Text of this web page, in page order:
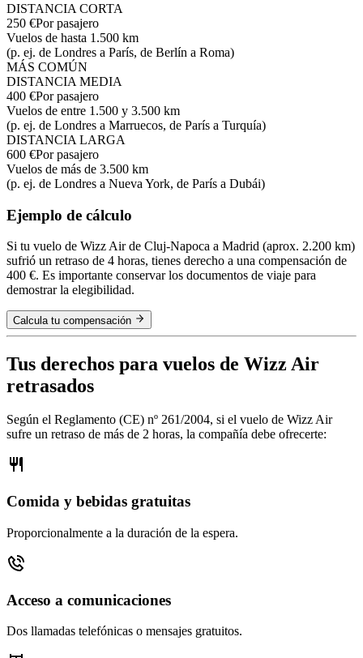
DISTANCIA CORTA
250 €Por pasajero
Vuelos de hasta 1.500 km
(p. ej. de Londres a París, de Berlín a Roma)
MÁS COMÚN
DISTANCIA MEDIA
400 €Por pasajero
Vuelos de entre 1.500 y 3.500 km
(p. ej. de Londres a Marruecos, de París a Turquía)
DISTANCIA LARGA
600 €Por pasajero
Vuelos de más de 3.500 km
(p. ej. de Londres a Nueva York, de París a Dubái)
Ejemplo de cálculo
Si tu vuelo de Wizz Air de Cluj-Napoca a Madrid (aprox. 2.200 km)
sufrió un retraso de 4 horas, tienes derecho a una compensación de
400 €. Es importante conservar los documentos de viaje para
demostrar la elegibilidad.
Calcula tu compensación
Tus derechos para vuelos de Wizz Air
retrasados
Según el Reglamento (CE) nº 261/2004, si el vuelo de Wizz Air
sufre un retraso de más de 2 horas, la compañía debe ofrecerte:
Comida y bebidas gratuitas
Proporcionalmente a la duración de la espera.
Acceso a comunicaciones
Dos llamadas telefónicas o mensajes gratuitos.